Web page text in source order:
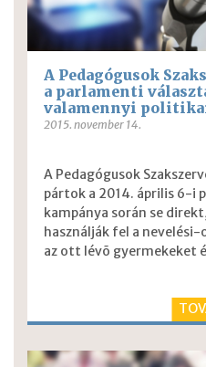
A Pedagógusok
a parlamenti
valamennyi
2015. november 14.
A Pedagógusok
pártok a 2014. április 6-i
kampánya során se
használják fel a
az ott lévõ gyermekeket